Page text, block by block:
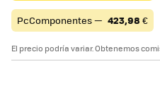
PcComponentes — 423,98 €
El precio podría variar. Obtenemos